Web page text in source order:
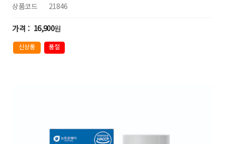
상품코드 21846
16,900원
신상품 품절